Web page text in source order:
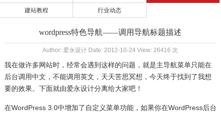
建站教程 行业动态
wordpress特色导航——调用导航标题描述
Author: 爱永设计 Date: 2012-10-24 View: 26416 次
我在做许多网站时，经常会遇到这样的问题，就是主导航菜单只能在
后台调用中文，不能调用英文，天天苦思冥想，今天终于找到了我想
要的效果。下面就由爱永设计分离给大家吧！
在WordPress 3.0中增加了自定义菜单功能，如果你在WordPress后台